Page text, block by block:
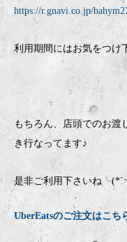
https://r.gnavi.co.jp/
利用期間にはお気をつけ
もちろん、店頭でのお渡
き行なってます♪
是非ご利用下さいね
UberEatsのご注文はこち